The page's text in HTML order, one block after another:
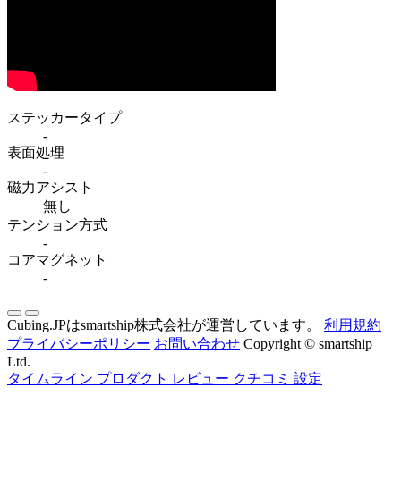
ステッカータイプ
-
表面処理
-
磁力アシスト
無し
テンション方式
-
コアマグネット
-
Cubing.JPはsmartship株式会社が運営しています。
利用規約
プライバシーポリシー お問い合わせ Copyright © smartship
Ltd.
タイムライン プロダクト レビュー クチコミ 設定